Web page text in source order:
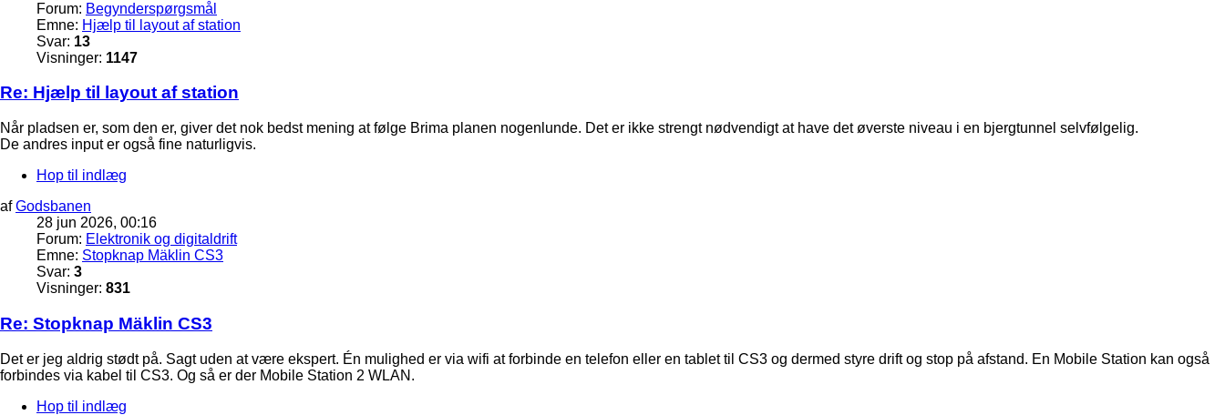
Forum: Begynderspørgsmål
Emne: Hjælp til layout af station
Svar: 13
Visninger: 1147
Re: Hjælp til layout af station
Når pladsen er, som den er, giver det nok bedst mening at følge Brima planen nogenlunde. Det er ikke strengt nødvendigt at have det øverste niveau i en bjergtunnel selvfølgelig.
De andres input er også fine naturligvis.
Hop til indlæg
afGodsbanen
28 jun 2026, 00:16
Forum: Elektronik og digitaldrift
Emne: Stopknap Mäklin CS3
Svar: 3
Visninger: 831
Re: Stopknap Mäklin CS3
Det er jeg aldrig stødt på. Sagt uden at være ekspert. Én mulighed er via wifi at forbinde en telefon eller en tablet til CS3 og dermed styre drift og stop på afstand. En Mobile Station kan også
forbindes via kabel til CS3. Og så er der Mobile Station 2 WLAN.
Hop til indlæg